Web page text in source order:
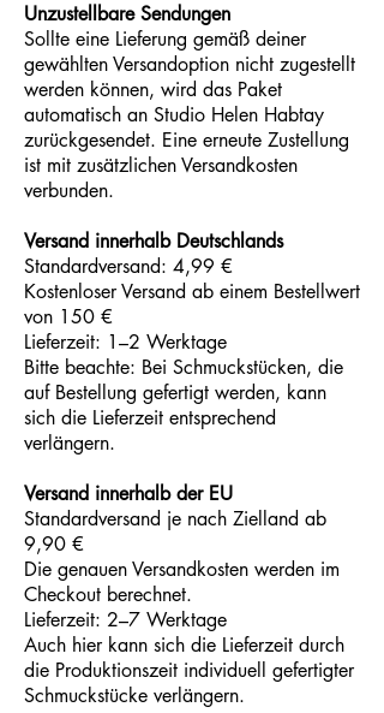
Unzustellbare Sendungen
Sollte eine Lieferung gemäß deiner
gewählten Versandoption nicht zugestellt
werden können, wird das Paket
automatisch an Studio Helen Habtay
zurückgesendet. Eine erneute Zustellung
ist mit zusätzlichen Versandkosten
verbunden.
Versand innerhalb Deutschlands
Standardversand: 4,99 €
Kostenloser Versand ab einem Bestellwert
von 150 €
Lieferzeit: 1–2 Werktage
Bitte beachte: Bei Schmuckstücken, die
auf Bestellung gefertigt werden, kann
sich die Lieferzeit entsprechend
verlängern.
Versand innerhalb der EU
Standardversand je nach Zielland ab
9,90 €
Die genauen Versandkosten werden im
Checkout berechnet.
Lieferzeit: 2–7 Werktage
Auch hier kann sich die Lieferzeit durch
die Produktionszeit individuell gefertigter
Schmuckstücke verlängern.